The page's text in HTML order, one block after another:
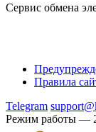
Сервис обмена
Правила
Telegram
Режим работы —